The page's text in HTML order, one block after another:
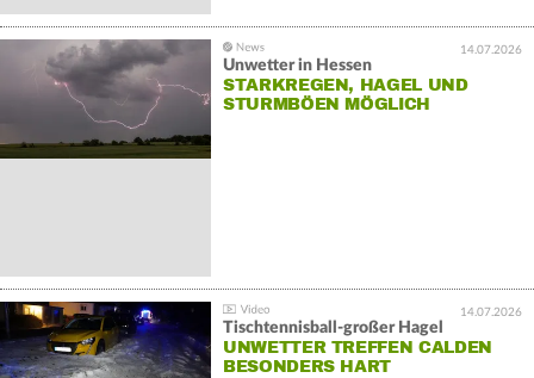
14.07.2026
Unwetter in Hessen
STARKREGEN, HAGEL UND
STURMBÖEN MÖGLICH
14.07.2026
Tischtennisball-großer Hagel
UNWETTER TREFFEN CALDEN
BESONDERS HART